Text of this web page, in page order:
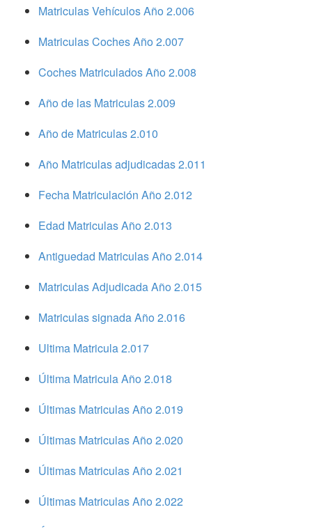
Matriculas Vehículos Año 2.006
Matriculas Coches Año 2.007
Coches Matriculados Año 2.008
Año de las Matriculas 2.009
Año de Matriculas 2.010
Año Matriculas adjudicadas 2.011
Fecha Matriculación Año 2.012
Edad Matriculas Año 2.013
Antiguedad Matriculas Año 2.014
Matriculas Adjudicada Año 2.015
Matriculas signada Año 2.016
Ultima Matricula 2.017
Última Matricula Año 2.018
Últimas Matriculas Año 2.019
Últimas Matriculas Año 2.020
Últimas Matriculas Año 2.021
Últimas Matriculas Año 2.022